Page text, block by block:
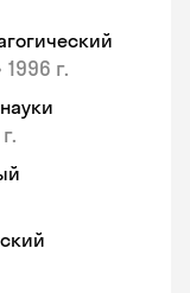
1996 г.